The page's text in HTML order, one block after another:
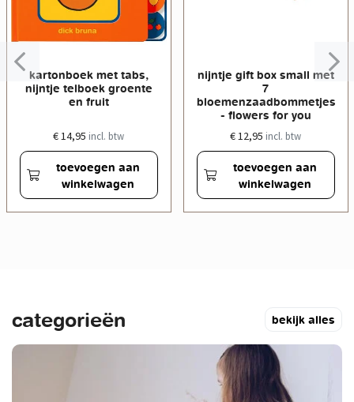
kartonboek met tabs,
nijntje telboek groente
en fruit
€ 14,95 incl. btw
toevoegen aan
winkelwagen
nijntje gift box small met
7
bloemenzaadbommetjes
- flowers for you
€ 12,95 incl. btw
toevoegen aan
winkelwagen
categorieën bekijk alles